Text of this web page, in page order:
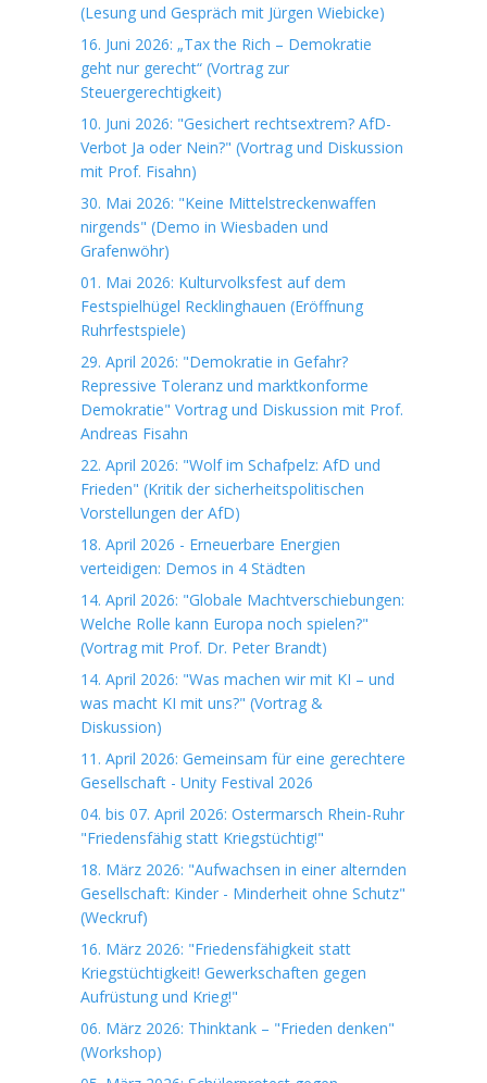
(Lesung und Gespräch mit Jürgen Wiebicke)
16. Juni 2026: „Tax the Rich – Demokratie
geht nur gerecht“ (Vortrag zur
Steuergerechtigkeit)
10. Juni 2026: "Gesichert rechtsextrem? AfD-
Verbot Ja oder Nein?" (Vortrag und Diskussion
mit Prof. Fisahn)
30. Mai 2026: "Keine Mittelstreckenwaffen
nirgends" (Demo in Wiesbaden und
Grafenwöhr)
01. Mai 2026: Kulturvolksfest auf dem
Festspielhügel Recklinghauen (Eröffnung
Ruhrfestspiele)
29. April 2026: "Demokratie in Gefahr?
Repressive Toleranz und marktkonforme
Demokratie" Vortrag und Diskussion mit Prof.
Andreas Fisahn
22. April 2026: "Wolf im Schafpelz: AfD und
Frieden" (Kritik der sicherheitspolitischen
Vorstellungen der AfD)
18. April 2026 - Erneuerbare Energien
verteidigen: Demos in 4 Städten
14. April 2026: "Globale Machtverschiebungen:
Welche Rolle kann Europa noch spielen?"
(Vortrag mit Prof. Dr. Peter Brandt)
14. April 2026: "Was machen wir mit KI – und
was macht KI mit uns?" (Vortrag &
Diskussion)
11. April 2026: Gemeinsam für eine gerechtere
Gesellschaft - Unity Festival 2026
04. bis 07. April 2026: Ostermarsch Rhein-Ruhr
"Friedensfähig statt Kriegstüchtig!"
18. März 2026: "Aufwachsen in einer alternden
Gesellschaft: Kinder - Minderheit ohne Schutz"
(Weckruf)
16. März 2026: "Friedensfähigkeit statt
Kriegstüchtigkeit! Gewerkschaften gegen
Aufrüstung und Krieg!"
06. März 2026: Thinktank – "Frieden denken"
(Workshop)